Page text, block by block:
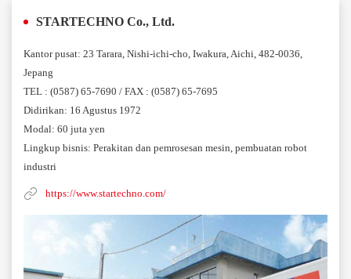
STARTECHNO Co., Ltd.
Kantor pusat: 23 Tarara, Nishi-ichi-cho, Iwakura, Aichi, 482-0036,
Jepang
TEL : (0587) 65-7690 / FAX : (0587) 65-7695
Didirikan: 16 Agustus 1972
Modal: 60 juta yen
Lingkup bisnis: Perakitan dan pemrosesan mesin, pembuatan robot
industri
https://www.startechno.com/